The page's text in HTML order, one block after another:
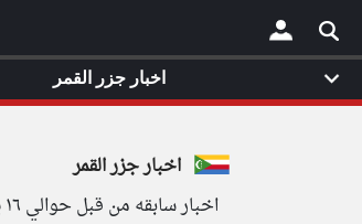
×
اخبار جزر القمر
اخبار سابقه من قبل حوالي ١٦ يوم
اخبار جزر القمر